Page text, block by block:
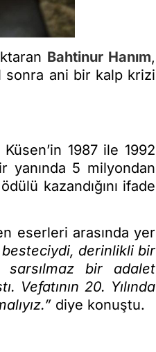
Bahtinur Hanım,
sonra ani bir kalp krizi
Küsen’in 1987 ile 1992
yanında 5 milyondan
kazandığını ifade
eserleri arasında yer
derinlikli bir
bir adalet
Vefatının 20. Yılında
diye konuştu.